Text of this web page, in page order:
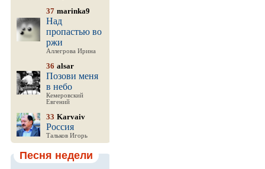
37 marinka9
Над
пропастью во
ржи
Аллегрова Ирина
36 alsar
Позови меня
в небо
Кемеровский
Евгений
33 Karvaiv
Россия
Тальков Игорь
Песня недели